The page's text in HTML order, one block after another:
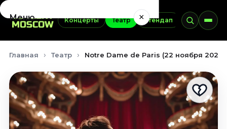
Концерты Театр Стендап Выставки
Меню ×
Сентябрь 2026
Октябрь 2026
Ноябрь 2026
Декабрь 2026
Главная Театр Notre Dame de Paris (22 ноября 2026)